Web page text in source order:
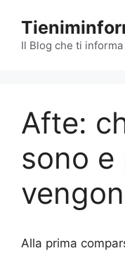
contenuto
Il Blog che ti
Afte:
sono e
Alla prima